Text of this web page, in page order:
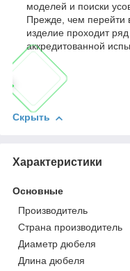
моделей и поиски
Прежде, чем перейти
изделие проходит
аккредитованной
Скрыть
Характеристики
Основные
Производитель
Страна производитель
Диаметр дюбеля
Длина дюбеля